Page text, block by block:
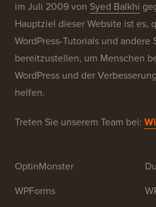
im Juli 2009 von Syed Balkhi
Hauptziel dieser Website ist es,
WordPress-Tutorials und andere
bereitzustellen, um Menschen
WordPress und der
helfen.
Treten Sie unserem Team bei:
OptinMonster
WPForms